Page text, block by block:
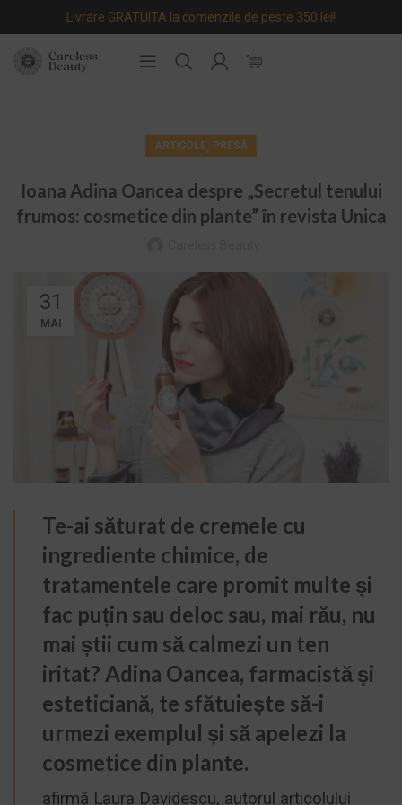
Livrare GRATUITA la comenzile de peste 350 lei!
ARTICOLE, PRESĂ
Ioana Adina Oancea despre „Secretul tenului
frumos: cosmetice din plante” în revista Unica
31
MAI
Te-ai săturat de cremele cu
ingrediente chimice, de
tratamentele care promit multe și
fac puțin sau deloc sau, mai rău, nu
mai știi cum să calmezi un ten
iritat? Adina Oancea, farmacistă și
esteticiană, te sfătuiește să-i
urmezi exemplul și să apelezi la
cosmetice din plante.
afirmă Laura Davidescu, autorul articolului